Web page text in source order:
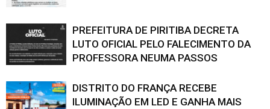
PREFEITURA DE PIRITIBA DECRETA
LUTO OFICIAL PELO FALECIMENTO DA
PROFESSORA NEUMA PASSOS
DISTRITO DO FRANÇA RECEBE
ILUMINAÇÃO EM LED E GANHA MAIS